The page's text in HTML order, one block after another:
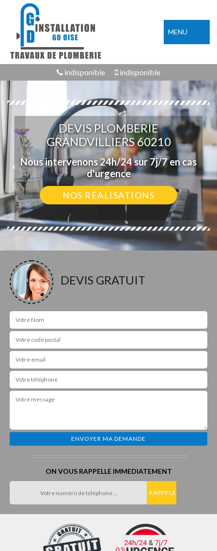
MENU
indisponible indisponible
DEVIS PLOMBERIE
GRANDVILLIERS 60210
Nous intervenons 24h/24 sur 7j/7 en cas
d'urgence
NOS RÉALISATIONS
DEVIS GRATUIT
ON VOUS RAPPELLE IMMEDIATEMENT